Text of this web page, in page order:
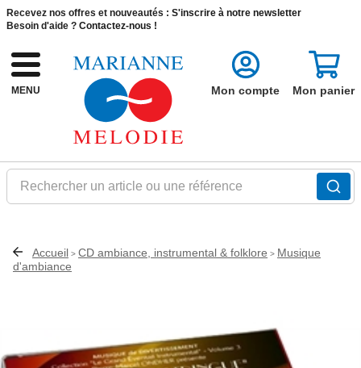
Recevez nos offres et nouveautés : S'inscrire à notre newsletter
Besoin d'aide ? Contactez-nous !
MENU
Rechercher un article ou une référence
Mon compte Mon panier
Accueil > CD ambiance, instrumental & folklore > Musique
d'ambiance